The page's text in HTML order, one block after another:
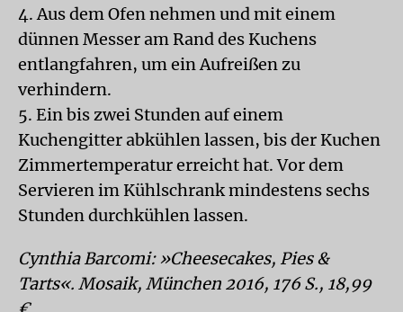
4. Aus dem Ofen nehmen und mit einem
dünnen Messer am Rand des Kuchens
entlangfahren, um ein Aufreißen zu
verhindern.
5. Ein bis zwei Stunden auf einem
Kuchengitter abkühlen lassen, bis der Kuchen
Zimmertemperatur erreicht hat. Vor dem
Servieren im Kühlschrank mindestens sechs
Stunden durchkühlen lassen.
Cynthia Barcomi: »Cheesecakes, Pies &
Tarts«. Mosaik, München 2016, 176 S., 18,99